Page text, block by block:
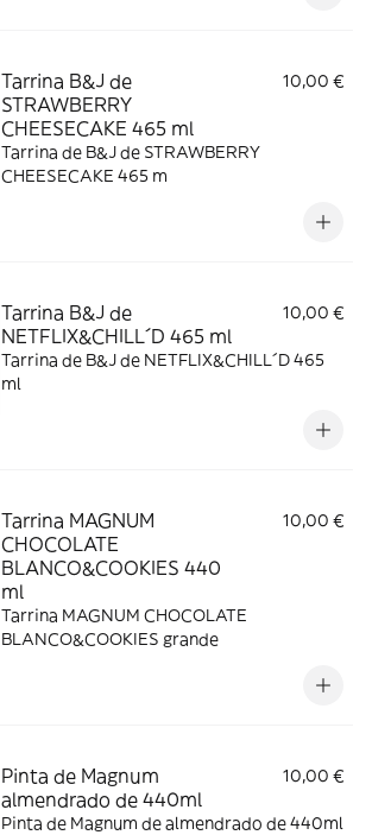
Tarrina B&J de
STRAWBERRY
CHEESECAKE 465 ml
10,00 €
Tarrina de B&J de STRAWBERRY
CHEESECAKE 465 m
Tarrina B&J de
NETFLIX&CHILL´D 465 ml
10,00 €
Tarrina de B&J de NETFLIX&CHILL´D 465
ml
Tarrina MAGNUM
CHOCOLATE
BLANCO&COOKIES 440
ml
10,00 €
Tarrina MAGNUM CHOCOLATE
BLANCO&COOKIES grande
Pinta de Magnum
almendrado de 440ml
10,00 €
Pinta de Magnum de almendrado de 440ml